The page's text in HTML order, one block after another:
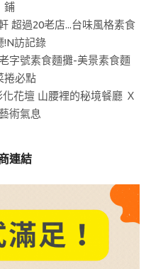
鋪
超過20老店...台味風格素食
!N訪記錄
字號素食麵攤-美景素食麵
捲必點
花壇 山腰裡的秘境餐廳 Ｘ
術氣息
連結